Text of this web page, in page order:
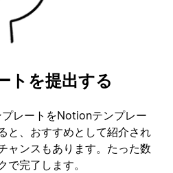
トを提出する
レートをNotionテンプレー
と、おすすめとして紹介され
ャンスもあります。たった数
で完了します。